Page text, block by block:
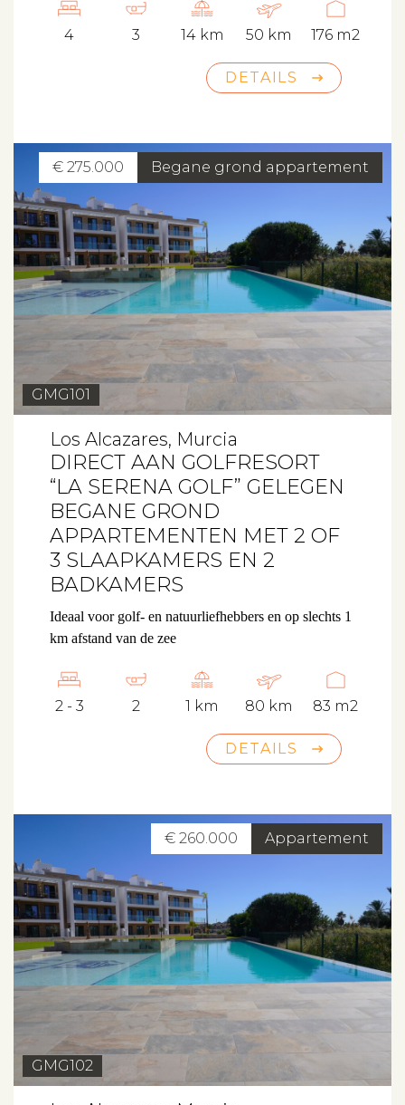
4 3 14 km 50 km 176 m2
DETAILS
Begane grond appartement
€ 275.000
GMG101
Los Alcazares, Murcia
DIRECT AAN GOLFRESORT
“LA SERENA GOLF” GELEGEN
BEGANE GROND
APPARTEMENTEN MET 2 OF
3 SLAAPKAMERS EN 2
BADKAMERS
Ideaal voor golf- en natuurliefhebbers en op slechts 1
km afstand van de zee
2 - 3 2 1 km 80 km 83 m2
DETAILS
Appartement
€ 260.000
GMG102